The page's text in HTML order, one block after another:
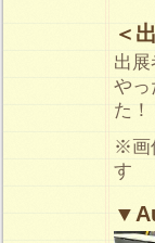
＜
出
やっ
た！
※画
す